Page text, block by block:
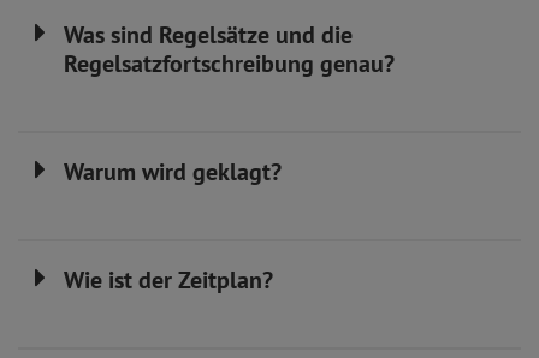
Was sind Regelsätze und die
Regelsatzfortschreibung genau?
Warum wird geklagt?
Wie ist der Zeitplan?